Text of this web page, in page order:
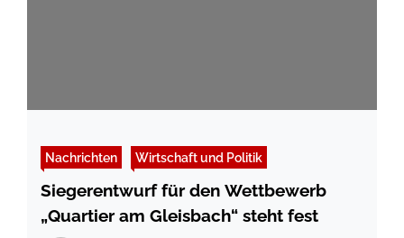
Nachrichten Wirtschaft und Politik
Siegerentwurf für den Wettbewerb
„Quartier am Gleisbach“ steht fest